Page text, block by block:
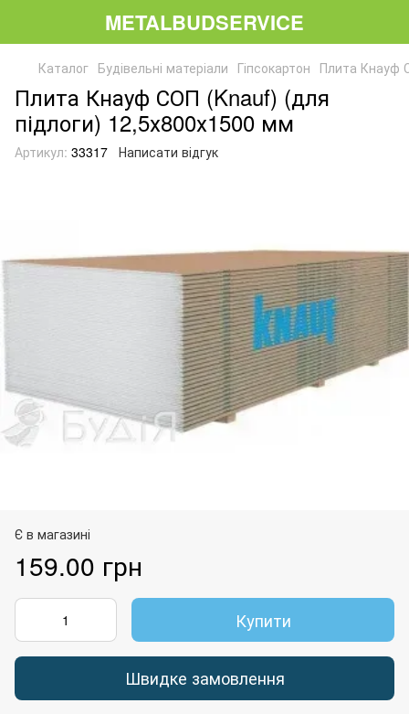
METALBUDSERVICE
Каталог Будівельні матеріали Гіпсокартон Плита Кнауф
Плита Кнауф СОП (Knauf) (для
підлоги) 12,5х800х1500 мм
Артикул: 33317 Написати відгук
Є в магазині
159.00 грн
Купити
Швидке замовлення